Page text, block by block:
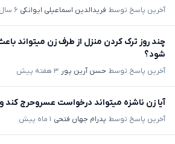
آخرین پاسخ توسط فریدالدین اسماعیلی ایوانکی ۶ سال پیش
چند روز ترک کردن منزل از طرف زن میتواند
شود؟
آخرین پاسخ توسط حسن آرین پور ۳ هفته پیش
آیا زن ناشزه میتواند درخواست عسروحرج کند
آخرین پاسخ توسط پدرام جهان فتحی ۱ ماه پیش